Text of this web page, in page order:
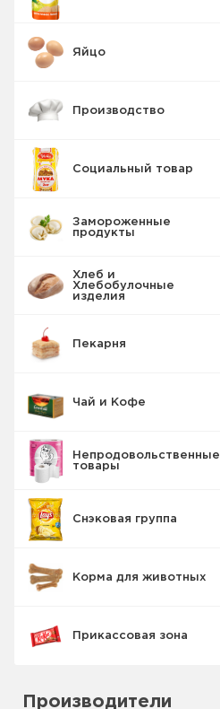
Яйцо
Производство
Социальный товар
Замороженные
продукты
Мороженое
Крабовые
палочки
Хлеб и
Хлебобулочные
изделия
Пекарня
Чай и Кофе
Непродовольственные
товары
Снэковая группа
Корма для животных
Прикассовая зона
Производители